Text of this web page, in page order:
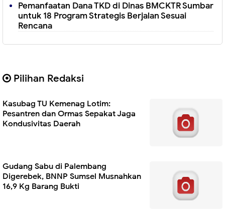
Pemanfaatan Dana TKD di Dinas BMCKTR Sumbar
untuk 18 Program Strategis Berjalan Sesuai
Rencana
Pilihan Redaksi
Kasubag TU Kemenag Lotim:
Pesantren dan Ormas Sepakat Jaga
Kondusivitas Daerah
Gudang Sabu di Palembang
Digerebek, BNNP Sumsel Musnahkan
16,9 Kg Barang Bukti